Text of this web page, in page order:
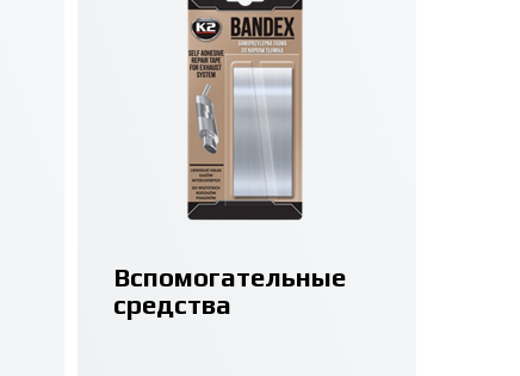
Вспомогательные
средства